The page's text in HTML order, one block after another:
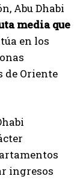
Abu Dhabi
media que
en los
de Oriente
ingresos